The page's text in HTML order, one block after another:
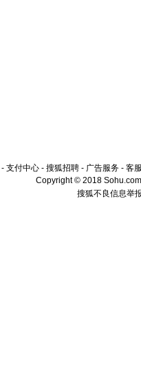
- 支付中心 - 搜狐招聘 - 广告服务 - 客
Copyright © 2018
搜狐不良信息举